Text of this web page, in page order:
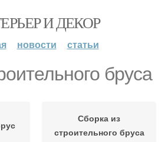
И ДЕКОР
новости статьи
бруса
Сборка из
строительного бруса